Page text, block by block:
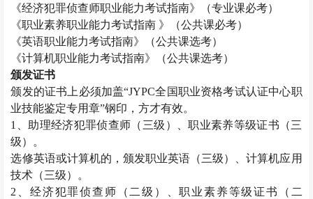
《经济犯罪侦查师职业能力考试指南》（专业课必考）
《职业素养职业能力考试指南 》（公共课必考）
《英语职业能力考试指南》（公共课选考）
《计算机职业能力考试指南》（公共课选考）
颁发证书
颁发的证书上必须加盖“JYPC全国职业资格考试认证中心职
业技能鉴定专用章”钢印，方才有效。
1
、助理经济犯罪侦查师（三级）、职业素养等级证书（三
级）。
选修英语或计算机的，颁发职业英语（三级）、计算机应用
技术（三级）。
2 、经济犯罪侦查师（二级）、职业素养等级证书（二